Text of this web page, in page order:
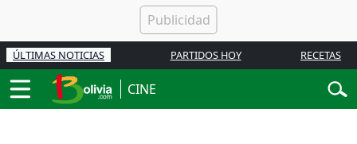
ÚLTIMAS NOTICIAS PARTIDOS HOY RECETAS
CINE